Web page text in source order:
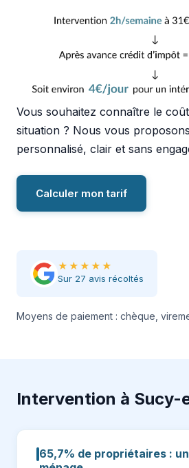
Vous souhaitez connaître le
situation ? Nous vous
personnalisé, clair et sans
Calculer mon tarif
★★★★★
Sur 27 avis récoltés
Moyens de paiement : chèque,
Intervention à Sucy-
65,7% de propriétaires :